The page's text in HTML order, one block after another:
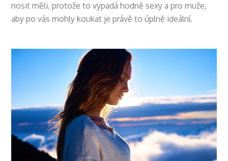
nosit měli, protože to vypadá hodně sexy a pro muže,
aby po vás mohly koukat je právě to úplně ideální.